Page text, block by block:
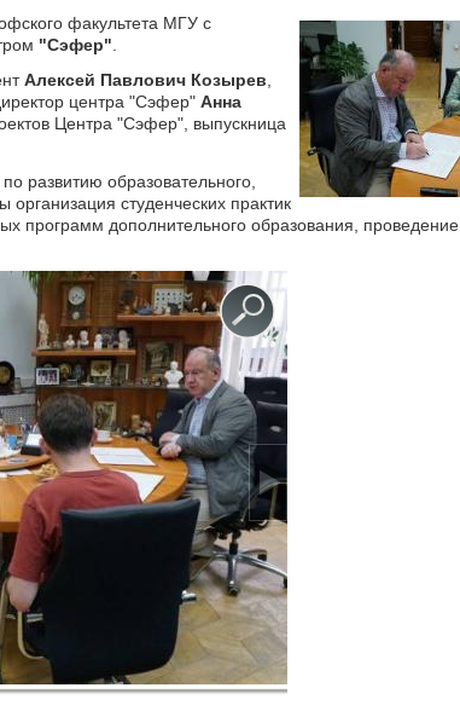
факультета МГУ с
"Сэфер"
Алексей Павлович Козырев,
центра "Сэфер" Анна
Центра "Сэфер", выпускница
развитию образовательного,
организация студенческих практик
программ дополнительного образования, проведение